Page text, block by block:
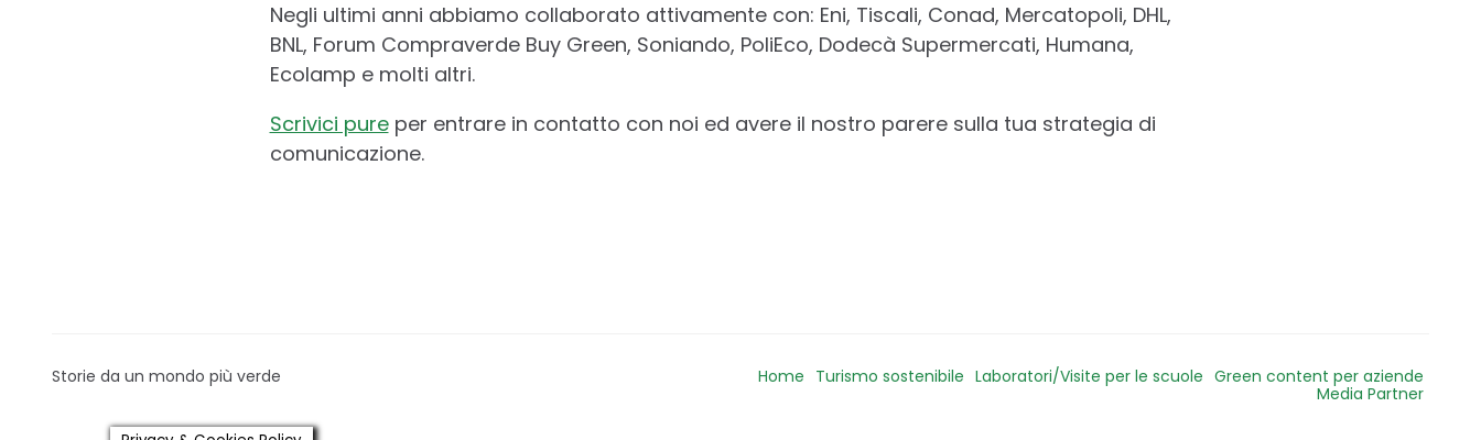
Negli ultimi anni abbiamo collaborato attivamente con: Eni, Tiscali, Conad, Mercatopoli, DHL,
BNL, Forum Compraverde Buy Green, Soniando, PoliEco, Dodecà Supermercati, Humana,
Ecolamp e molti altri.
Scrivici pureper entrare in contatto con noi ed avere il nostro parere sulla tua strategia di
comunicazione.
Storie da un mondo più verde Home Turismo sostenibile Laboratori/Visite per le scuole Green content per aziende
Media Partner